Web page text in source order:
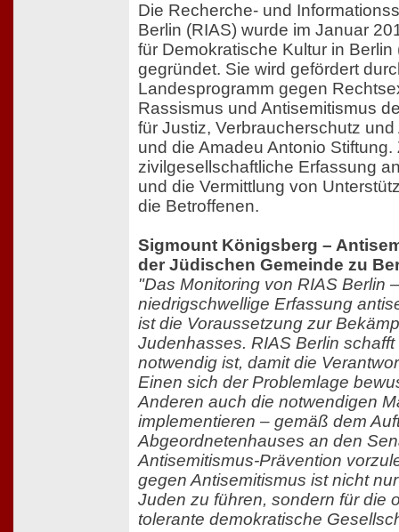
Die Recherche- und
Berlin (RIAS) wurde im Januar
für Demokratische Kultur in Berlin
gegründet. Sie wird gefördert
Landesprogramm gegen
Rassismus und Antisemitismus
für Justiz, Verbraucherschutz
und die Amadeu Antonio
zivilgesellschaftliche Erfassung
und die Vermittlung von
die Betroffenen.
Sigmount Königsberg –
der Jüdischen Gemeinde zu
"Das Monitoring von RIAS Berlin
niedrigschwellige Erfassung
ist die Voraussetzung zur
Judenhasses. RIAS Berlin
notwendig ist, damit die
Einen sich der Problemlage
Anderen auch die notwendigen
implementieren – gemäß dem
Abgeordnetenhauses an den
Antisemitismus-Prävention
gegen Antisemitismus ist nicht
Juden zu führen, sondern für die
tolerante demokratische